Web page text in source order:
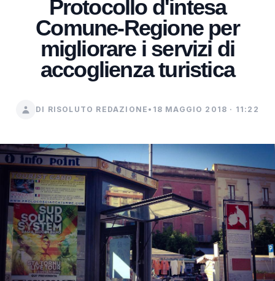
Protocollo d'intesa
Comune-Regione per
migliorare i servizi di
accoglienza turistica
DI RISOLUTO REDAZIONE • 18 MAGGIO 2018 · 11:22